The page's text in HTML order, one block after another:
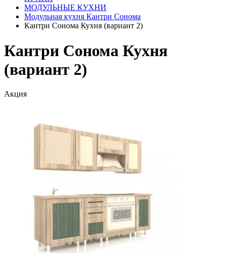
МОДУЛЬНЫЕ КУХНИ
Модульная кухня Кантри Сонома
Кантри Сонома Кухня (вариант 2)
Кантри Сонома Кухня
(вариант 2)
Акция